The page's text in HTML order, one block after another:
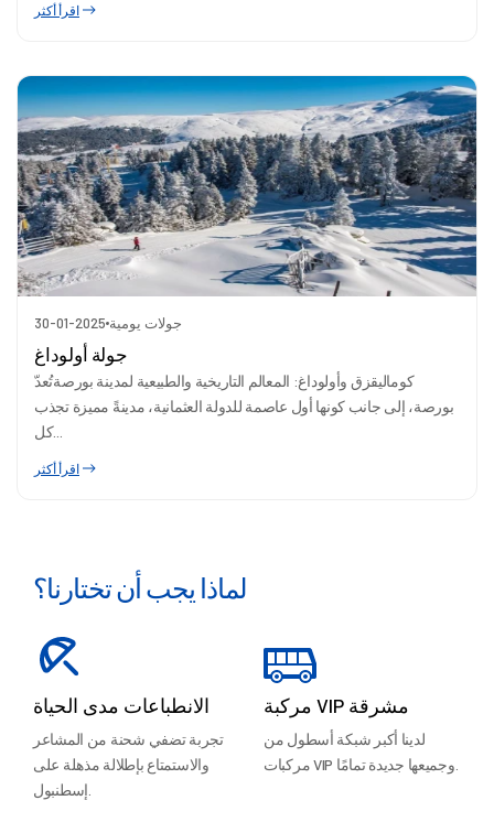
اقرأ أكثر
30-01-2025 جولات يومية
جولة أولوداغ
كوماليقزق وأولوداغ: المعالم التاريخية والطبيعية لمدينة بورصةتُعدّ
بورصة، إلى جانب كونها أول عاصمة للدولة العثمانية، مدينةً مميزة تجذب
كل...
اقرأ أكثر
لماذا يجب أن تختارنا؟
الانطباعات مدى الحياة
تجربة تضفي شحنة من المشاعر
والاستمتاع بإطلالة مذهلة على
مركبة VIP مشرقة
لدينا أكبر شبكة أسطول من